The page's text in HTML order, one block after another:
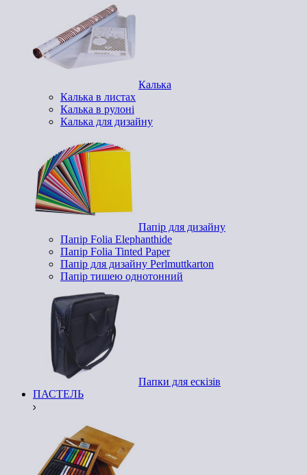
Калька
Калька в листах
Калька в рулоні
Калька для дизайну
Папір для дизайну
Папір Folia Elephanthide
Папір Folia Tinted Paper
Папір для дизайну Perlmuttkarton
Папір тишею однотонний
Папки для ескізів
ПАСТЕЛЬ